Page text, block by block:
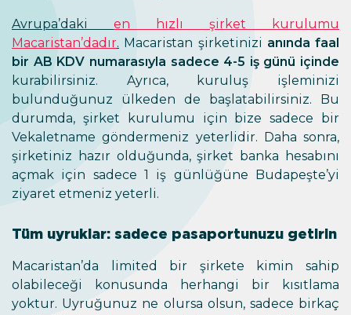
Avrupa’daki en hızlı şirket kurulumu
Macaristan’dadır. Macaristan şirketinizi anında faal
bir AB KDV numarasıyla sadece 4-5 iş günü içinde
kurabilirsiniz. Ayrıca, kuruluş işleminizi
bulunduğunuz ülkeden de başlatabilirsiniz. Bu
durumda, şirket kurulumu için bize sadece bir
Vekaletname göndermeniz yeterlidir. Daha sonra,
şirketiniz hazır olduğunda, şirket banka hesabını
açmak için sadece 1 iş günlüğüne Budapeşte’yi
ziyaret etmeniz yeterli.
Tüm uyruklar: sadece pasaportunuzu getirin
Macaristan’da limited bir şirkete kimin sahip
olabileceği konusunda herhangi bir kısıtlama
yoktur. Uyruğunuz ne olursa olsun, sadece birkaç